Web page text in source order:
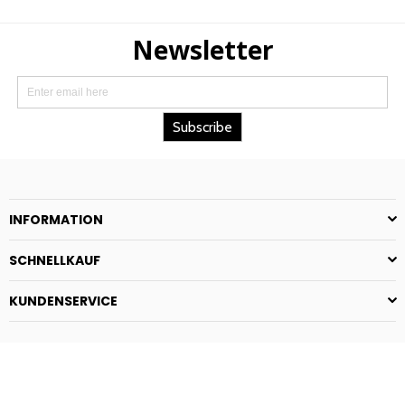
INFORMATION
SCHNELLKAUF
KUNDENSERVICE